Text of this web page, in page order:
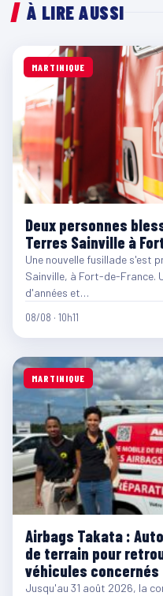
À LIRE AUSSI
MARTINIQUE
Deux personnes
Terres Sainville à
Une nouvelle fusillade s'est
Sainville, à Fort-de-France.
d'années et…
08/08 · 10h11
MARTINIQUE
Airbags Takata :
de terrain pour
véhicules concernés
Jusqu'au 31 août 2026, la